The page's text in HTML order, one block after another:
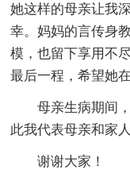
她这样的母亲让我
幸。妈妈的言传身
模，也留下享用不
最后一程，希望她
母亲生病期间
此我代表母亲和家
谢谢大家！